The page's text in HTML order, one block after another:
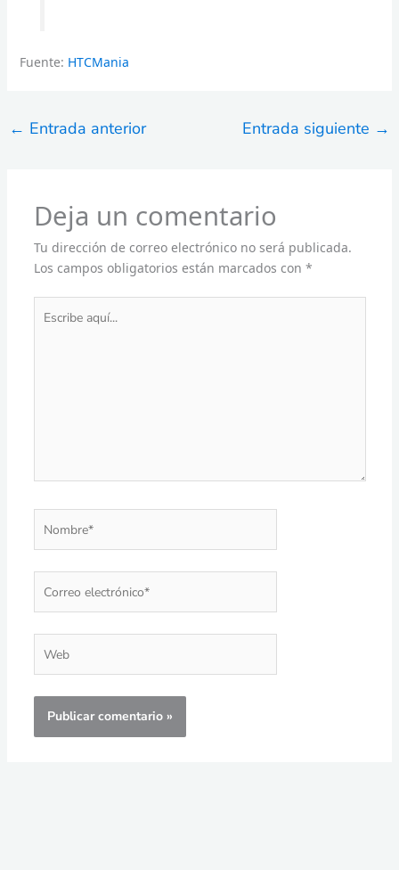
Fuente: HTCMania
← Entrada anterior Entrada siguiente →
Deja un comentario
Tu dirección de correo electrónico no será publicada.
Los campos obligatorios están marcados con *
aquí...
electrónico*